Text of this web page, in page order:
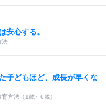
安心する。
法
子どもほど、成長が早くな
方法（1歳～6歳）